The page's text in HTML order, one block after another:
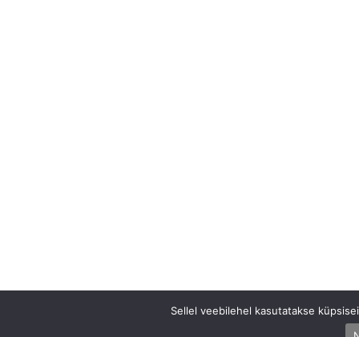
Sellel veebilehel kasutatakse